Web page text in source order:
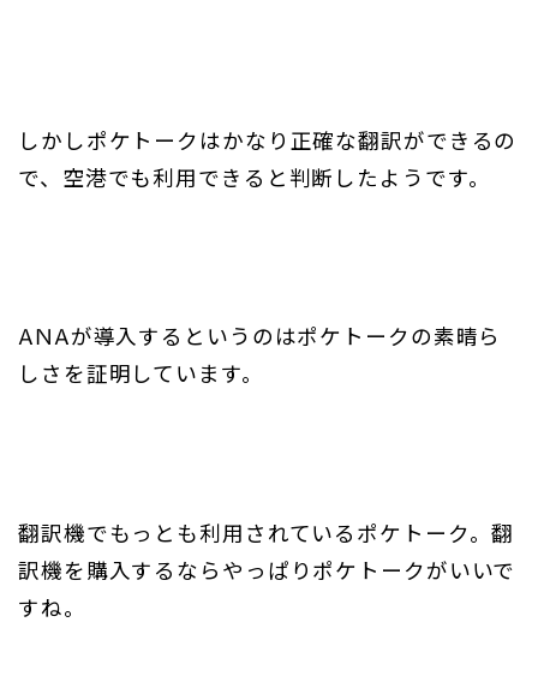
しかしポケトークはかなり正確な翻訳ができるの
で、空港でも利用できると判断したようです。
ANAが導入するというのはポケトークの素晴ら
しさを証明しています。
翻訳機でもっとも利用されているポケトーク。翻
訳機を購入するならやっぱりポケトークがいいで
すね。